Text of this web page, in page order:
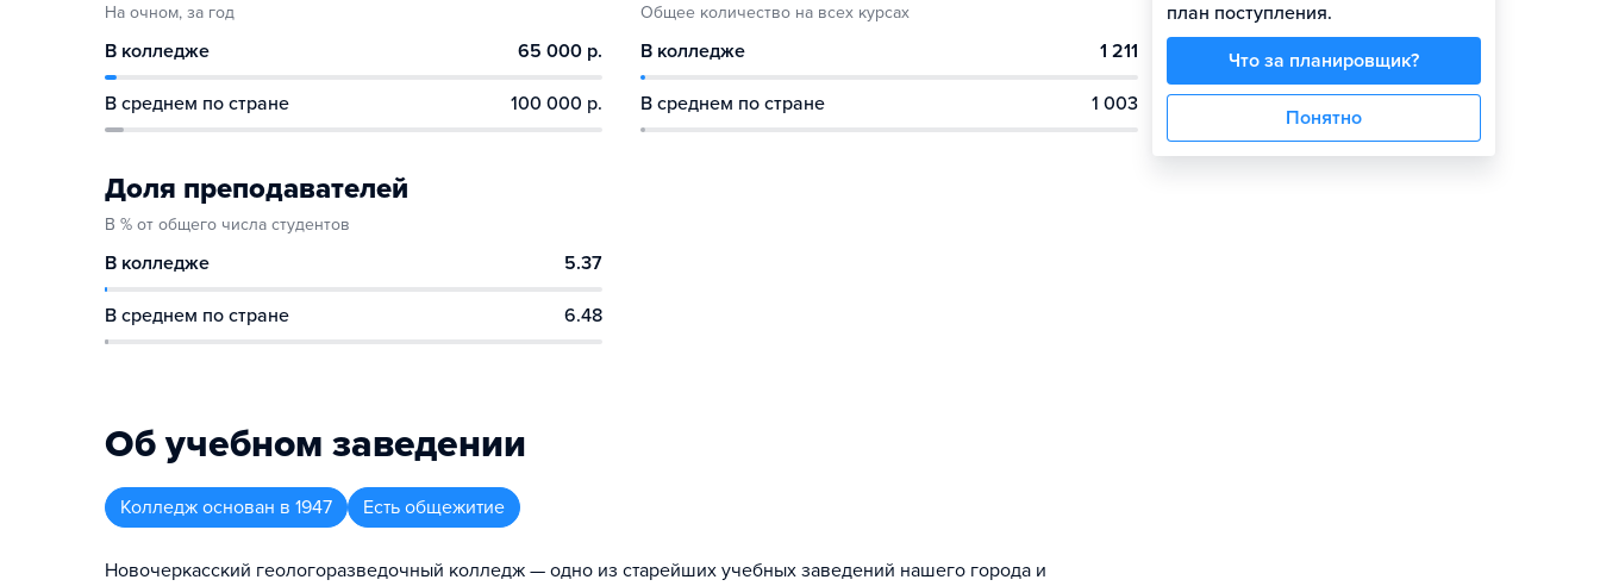
На очном, за год
В колледже 65 000 р.
В среднем по стране 100 000 р.
Общее количество на всех курсах
В колледже 1 211
В среднем по стране 1 003
Доля преподавателей
В % от общего числа студентов
В колледже 5.37
В среднем по стране 6.48
Об учебном заведении
Колледж основан в 1947 Есть общежитие
Новочеркасский геологоразведочный колледж — одно из старейших учебных заведений нашего города и
план поступления.
Что за планировщик?
Понятно